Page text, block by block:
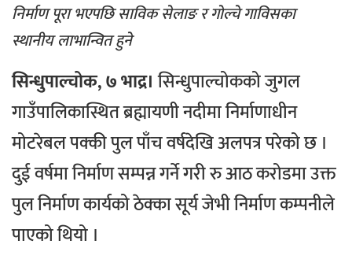
निर्माण पूरा भएपछि साविक सेलाङ र गोल्चे गाविसका
स्थानीय लाभान्वित हुने
सिन्धुपाल्चोक, ७ भाद्र।सिन्धुपाल्चोकको जुगल
गाउँपालिकास्थित ब्रह्मायणी नदीमा निर्माणाधीन
मोटरेबल पक्की पुल पाँच वर्षदेखि अलपत्र परेको छ ।
दुई वर्षमा निर्माण सम्पन्न गर्ने गरी रु आठ करोडमा उक्त
पुल निर्माण कार्यको ठेक्का सूर्य जेभी निर्माण कम्पनीले
पाएको थियो ।